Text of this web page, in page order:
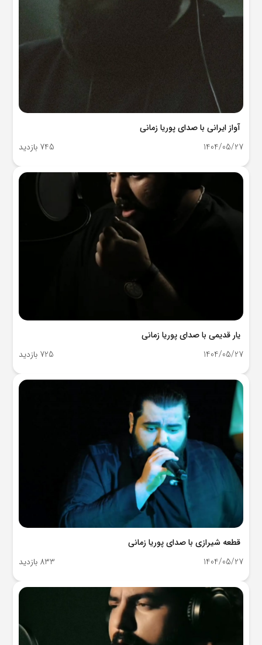
آواز ایرانی با صدای پوریا زمانی
745 بازدید
1404/05/27
یار قدیمی با صدای پوریا زمانی
725 بازدید
1404/05/27
قطعه شیرازی با صدای پوریا زمانی
833 بازدید
1404/05/27